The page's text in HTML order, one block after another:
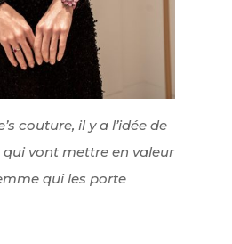
couture, il y a l’idée de
qui vont mettre en valeur
qui les porte